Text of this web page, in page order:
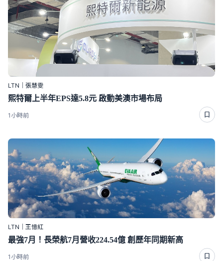
LTN｜張慧雯
熙特爾上半年EPS達5.8元 啟動美澳市場布局
1小時前
LTN｜王憶紅
最強7月！長榮航7月營收224.54億 創歷年同期新高
1小時前